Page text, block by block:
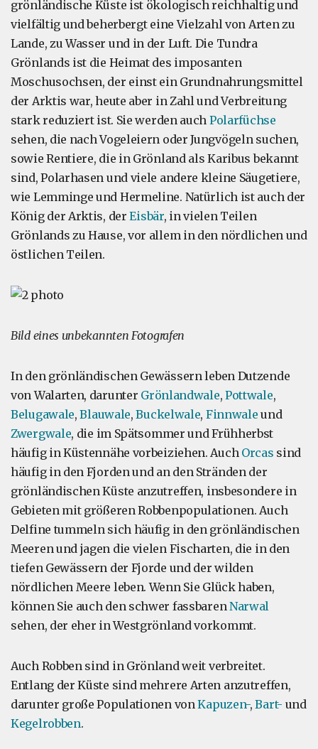
grönländische Küste ist ökologisch reichhaltig und
vielfältig und beherbergt eine Vielzahl von Arten zu
Lande, zu Wasser und in der Luft. Die Tundra
Grönlands ist die Heimat des imposanten
Moschusochsen, der einst ein Grundnahrungsmittel
der Arktis war, heute aber in Zahl und Verbreitung
stark reduziert ist. Sie werden auch Polarfüchse
sehen, die nach Vogeleiern oder Jungvögeln suchen,
sowie Rentiere, die in Grönland als Karibus bekannt
sind, Polarhasen und viele andere kleine Säugetiere,
wie Lemminge und Hermeline. Natürlich ist auch der
König der Arktis, derEisbär, in vielen Teilen
Grönlands zu Hause, vor allem in den nördlichen und
östlichen Teilen.
Bild eines unbekannten Fotografen
In den grönländischen Gewässern leben Dutzende
von Walarten, darunter Grönlandwale, Pottwale,
Belugawale,Blauwale,Buckelwale, Finnwale und
Zwergwale, die im Spätsommer und Frühherbst
häufig in Küstennähe vorbeiziehen. Auch Orcas sind
häufig in den Fjorden und an den Stränden der
grönländischen Küste anzutreffen, insbesondere in
Gebieten mit größeren Robbenpopulationen. Auch
Delfine tummeln sich häufig in den grönländischen
Meeren und jagen die vielen Fischarten, die in den
tiefen Gewässern der Fjorde und der wilden
nördlichen Meere leben. Wenn Sie Glück haben,
können Sie auch den schwer fassbarenNarwal
sehen, der eher in Westgrönland vorkommt.
Auch Robben sind in Grönland weit verbreitet.
Entlang der Küste sind mehrere Arten anzutreffen,
darunter große Populationen vonKapuzen-,Bart- und
Kegelrobben.